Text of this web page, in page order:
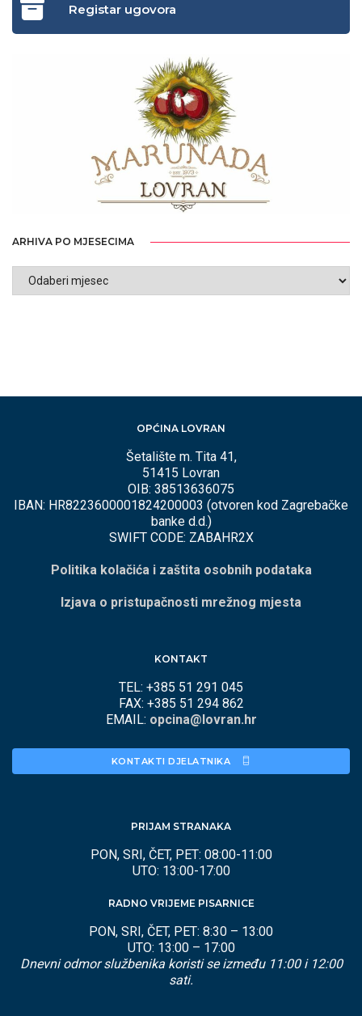
Registar ugovora
ARHIVA PO MJESECIMA
ARHIVA
OPĆINA LOVRAN
Šetalište m. Tita 41,
51415 Lovran
OIB: 38513636075
IBAN: HR8223600001824200003 (otvoren kod Zagrebačke
banke d.d.)
SWIFT CODE: ZABAHR2X
Politika kolačića i zaštita osobnih podataka
Izjava o pristupačnosti mrežnog mjesta
KONTAKT
TEL: +385 51 291 045
FAX: +385 51 294 862
EMAIL: opcina@lovran.hr
KONTAKTI DJELATNIKA
PRIJAM STRANAKA
PON, SRI, ČET, PET: 08:00-11:00
UTO: 13:00-17:00
RADNO VRIJEME PISARNICE
PON, SRI, ČET, PET: 8:30 – 13:00
UTO: 13:00 – 17:00
Dnevni odmor službenika koristi se između 11:00 i 12:00
sati.